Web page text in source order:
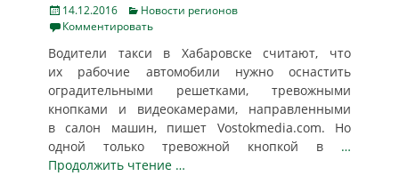
Posted
on
14.12.2016 Categories
Новости регионов
Комментировать
Водители такси в Хабаровске считают, что
их рабочие автомобили нужно оснастить
оградительными решетками, тревожными
кнопками и видеокамерами, направленными
в салон машин, пишет Vostokmedia.com. Но
одной только тревожной кнопкой в …
Продолжить чтение …